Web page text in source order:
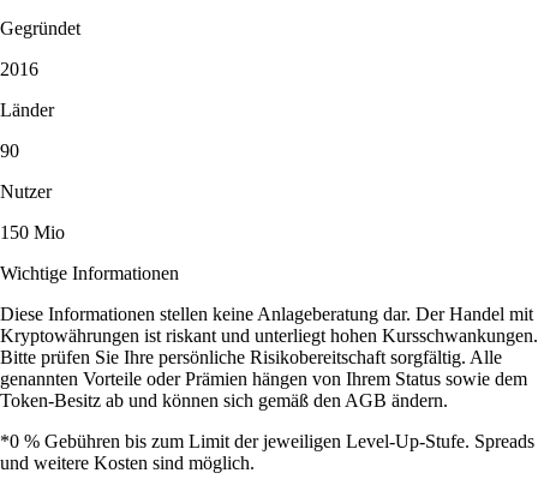
Gegründet
2016
Länder
90
Nutzer
150 Mio
Wichtige Informationen
Diese Informationen stellen keine Anlageberatung dar. Der Handel mit
Kryptowährungen ist riskant und unterliegt hohen Kursschwankungen.
Bitte prüfen Sie Ihre persönliche Risikobereitschaft sorgfältig. Alle
genannten Vorteile oder Prämien hängen von Ihrem Status sowie dem
Token-Besitz ab und können sich gemäß den AGB ändern.
*0 % Gebühren bis zum Limit der jeweiligen Level-Up-Stufe. Spreads
und weitere Kosten sind möglich.